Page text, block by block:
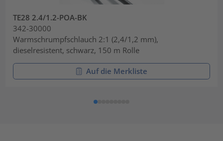
TE28 2.4/1.2-POA-BK
342-30000
Warmschrumpfschlauch 2:1 (2,4/1,2 mm),
dieselresistent, schwarz, 150 m Rolle
Auf die Merkliste